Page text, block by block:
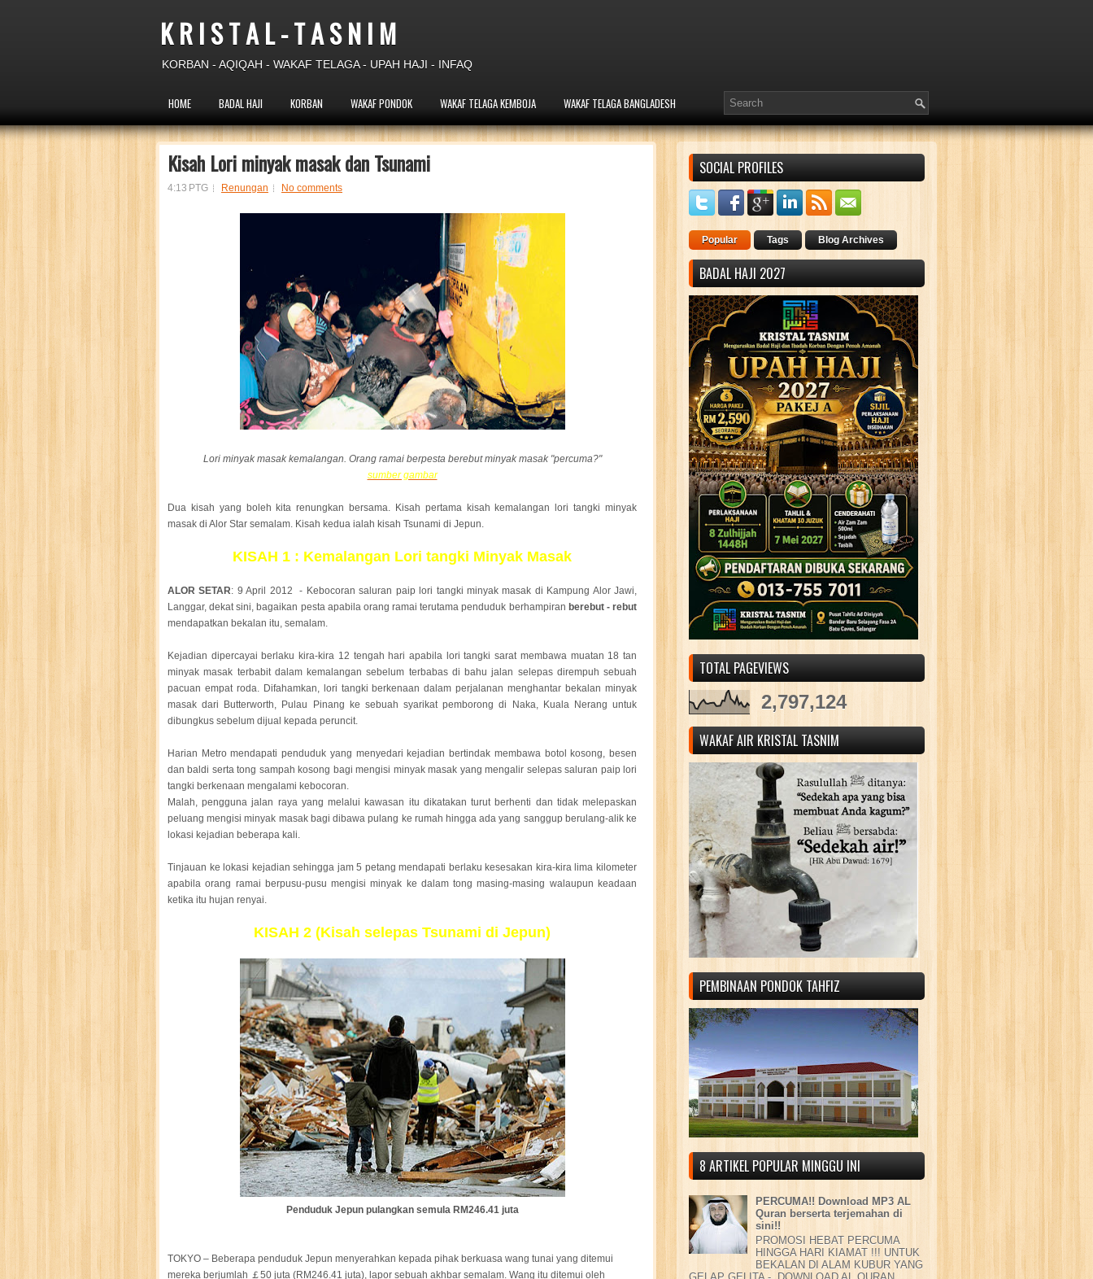
K R I S T A L - T A S N I M
KORBAN - AQIQAH - WAKAF TELAGA - UPAH HAJI - INFAQ
HOME BADAL HAJI KORBAN WAKAF PONDOK WAKAF TELAGA KEMBOJA WAKAF TELAGA BANGLADESH
Kisah Lori minyak masak dan Tsunami
4:13 PTG Renungan No comments
Lori minyak masak kemalangan. Orang ramai berpesta berebut minyak masak "percuma?"
sumber gambar
Dua kisah yang boleh kita renungkan bersama. Kisah pertama kisah kemalangan lori tangki minyak
masak di Alor Star semalam. Kisah kedua ialah kisah Tsunami di Jepun.
KISAH 1 : Kemalangan Lori tangki Minyak Masak
ALOR SETAR: 9 April 2012 - Kebocoran saluran paip lori tangki minyak masak di Kampung Alor Jawi,
Langgar, dekat sini, bagaikan pesta apabila orang ramai terutama penduduk berhampiran berebut - rebut
mendapatkan bekalan itu, semalam.
Kejadian dipercayai berlaku kira-kira 12 tengah hari apabila lori tangki sarat membawa muatan 18 tan
minyak masak terbabit dalam kemalangan sebelum terbabas di bahu jalan selepas dirempuh sebuah
pacuan empat roda. Difahamkan, lori tangki berkenaan dalam perjalanan menghantar bekalan minyak
masak dari Butterworth, Pulau Pinang ke sebuah syarikat pemborong di Naka, Kuala Nerang untuk
dibungkus sebelum dijual kepada peruncit.
Harian Metro mendapati penduduk yang menyedari kejadian bertindak membawa botol kosong, besen
dan baldi serta tong sampah kosong bagi mengisi minyak masak yang mengalir selepas saluran paip lori
tangki berkenaan mengalami kebocoran.
Malah, pengguna jalan raya yang melalui kawasan itu dikatakan turut berhenti dan tidak melepaskan
peluang mengisi minyak masak bagi dibawa pulang ke rumah hingga ada yang sanggup berulang-alik ke
lokasi kejadian beberapa kali.
Tinjauan ke lokasi kejadian sehingga jam 5 petang mendapati berlaku kesesakan kira-kira lima kilometer
apabila orang ramai berpusu-pusu mengisi minyak ke dalam tong masing-masing walaupun keadaan
ketika itu hujan renyai.
KISAH 2 (Kisah selepas Tsunami di Jepun)
Penduduk Jepun pulangkan semula RM246.41 juta
TOKYO – Beberapa penduduk Jepun menyerahkan kepada pihak berkuasa wang tunai yang ditemui
mereka berjumlah ￡50 juta (RM246.41 juta), lapor sebuah akhbar semalam. Wang itu ditemui oleh
SOCIAL PROFILES
Popular Tags Blog Archives
BADAL HAJI 2027
TOTAL PAGEVIEWS
2,797,124
WAKAF AIR KRISTAL TASNIM
PEMBINAAN PONDOK TAHFIZ
8 ARTIKEL POPULAR MINGGU INI
PERCUMA!! Download MP3 AL
Quran berserta terjemahan di
sini!!
PROMOSI HEBAT PERCUMA
HINGGA HARI KIAMAT !!! UNTUK
BEKALAN DI ALAM KUBUR YANG